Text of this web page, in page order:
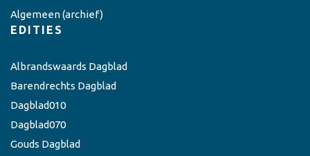
Algemeen(archief)
EDITIES
Albrandswaards Dagblad
Barendrechts Dagblad
Dagblad010
Dagblad070
Gouds Dagblad